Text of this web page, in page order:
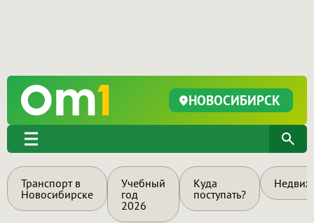
НОВОСИБИРСК
Транспорт в
Новосибирске
Учебный
год
2026
Куда
поступать?